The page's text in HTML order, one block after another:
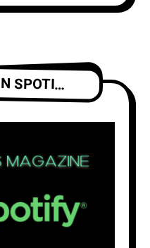
FOLLOW US ON SPOTIFY